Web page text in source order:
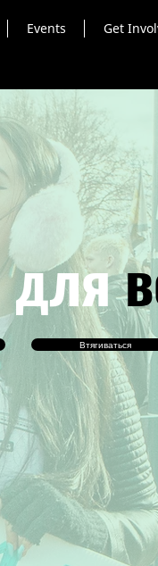
Events Get
для
Втягиваться